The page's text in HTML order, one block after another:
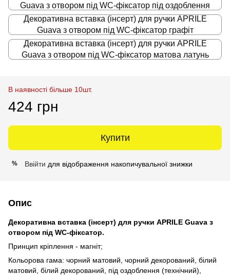
Guava з отвором під WC-фіксатор під оздоблення
Декоративна вставка (інсерт) для ручки APRILE
Guava з отвором під WC-фіксатор графіт
Декоративна вставка (інсерт) для ручки APRILE
Guava з отвором під WC-фіксатор матова латунь
В наявності більше 10шт.
424 грн
Купити
% Ввійти для відображення накопичувальної знижки
Опис
Декоративна вставка (інсерт) для ручки APRILE Guava з
отвором під WC-фіксатор.
Принцип кріплення - магніт;
Кольорова гама: чорний матовий, чорний декорований, білий
матовий, білий декорований, під оздоблення (технічний),